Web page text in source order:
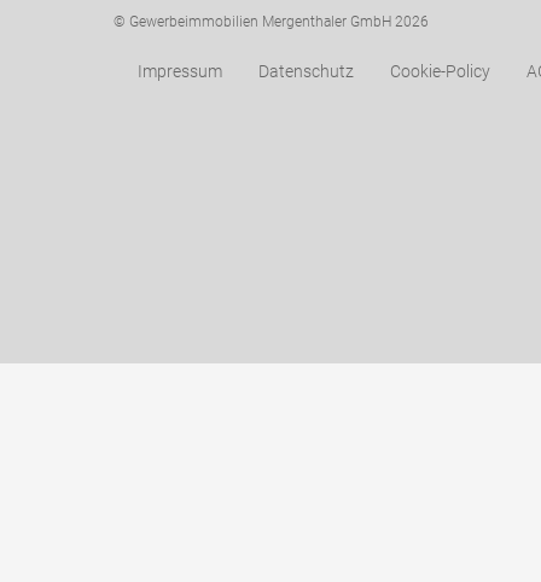
© Gewerbeimmobilien Mergenthaler GmbH 2026
Impressum Datenschutz Cookie-Policy